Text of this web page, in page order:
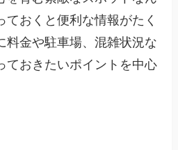
おくと便利な情報がたく
料金や駐車場、混雑状況な
ておきたいポイントを中心